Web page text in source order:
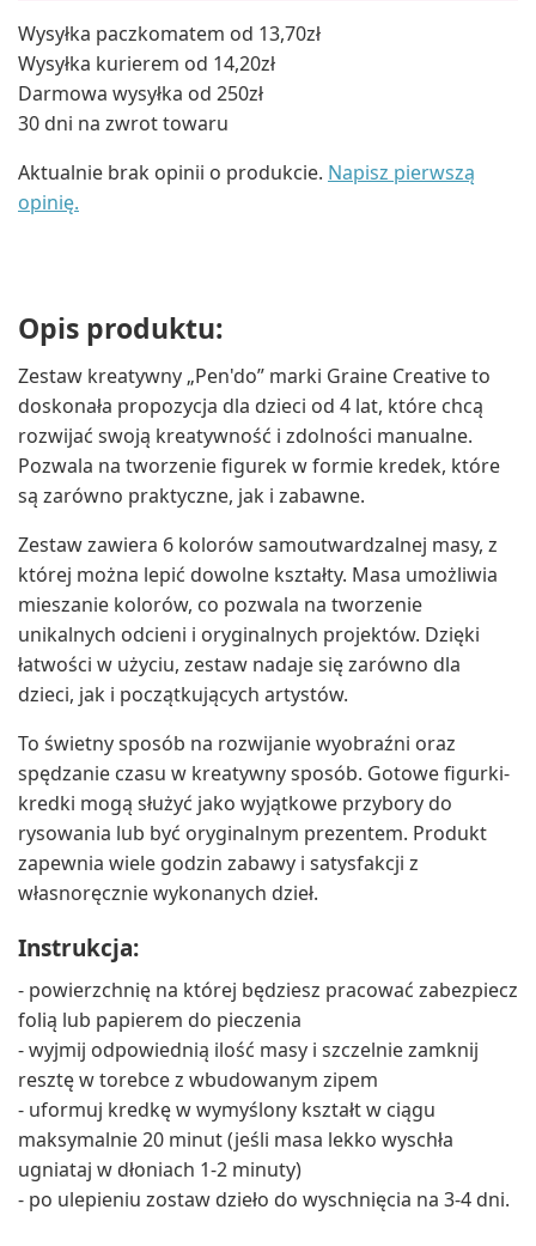
Wysyłka paczkomatem od 13,70zł
Wysyłka kurierem od 14,20zł
Darmowa wysyłka od 250zł
30 dni na zwrot towaru
Aktualnie brak opinii o produkcie. Napisz pierwszą
opinię.
Opis produktu:
Zestaw kreatywny „Pen'do” marki Graine Creative to
doskonała propozycja dla dzieci od 4 lat, które chcą
rozwijać swoją kreatywność i zdolności manualne.
Pozwala na tworzenie figurek w formie kredek, które
są zarówno praktyczne, jak i zabawne.
Zestaw zawiera 6 kolorów samoutwardzalnej masy, z
której można lepić dowolne kształty. Masa umożliwia
mieszanie kolorów, co pozwala na tworzenie
unikalnych odcieni i oryginalnych projektów. Dzięki
łatwości w użyciu, zestaw nadaje się zarówno dla
dzieci, jak i początkujących artystów.
To świetny sposób na rozwijanie wyobraźni oraz
spędzanie czasu w kreatywny sposób. Gotowe figurki-
kredki mogą służyć jako wyjątkowe przybory do
rysowania lub być oryginalnym prezentem. Produkt
zapewnia wiele godzin zabawy i satysfakcji z
własnoręcznie wykonanych dzieł.
Instrukcja:
- powierzchnię na której będziesz pracować zabezpiecz
folią lub papierem do pieczenia
- wyjmij odpowiednią ilość masy i szczelnie zamknij
resztę w torebce z wbudowanym zipem
- uformuj kredkę w wymyślony kształt w ciągu
maksymalnie 20 minut (jeśli masa lekko wyschła
ugniataj w dłoniach 1-2 minuty)
- po ulepieniu zostaw dzieło do wyschnięcia na 3-4 dni.